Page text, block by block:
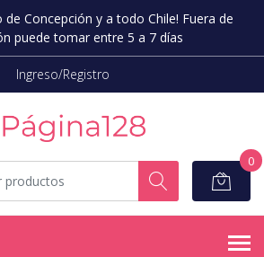
de Concepción y a todo Chile! Fuera de
puede tomar entre 5 a 7 días
Ingreso/Registro
0